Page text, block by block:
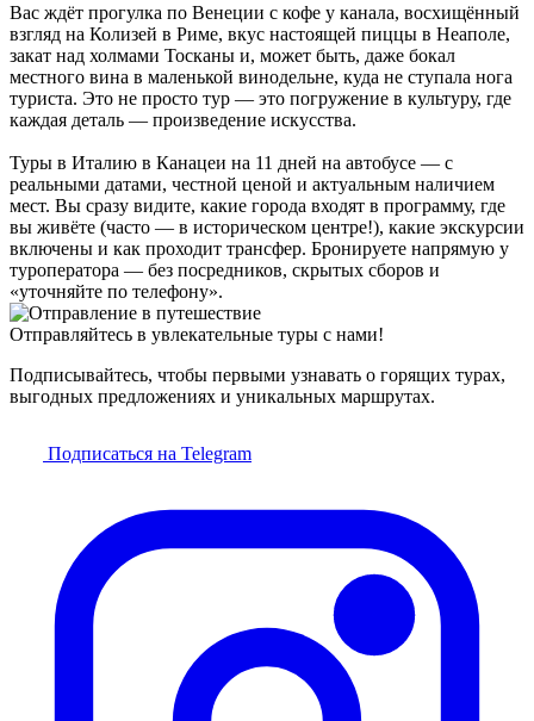
Вас ждёт прогулка по Венеции с кофе у канала, восхищённый
взгляд на Колизей в Риме, вкус настоящей пиццы в Неаполе,
закат над холмами Тосканы и, может быть, даже бокал
местного вина в маленькой винодельне, куда не ступала нога
туриста. Это не просто тур — это погружение в культуру, где
каждая деталь — произведение искусства.
Туры в Италию в Канацеи на 11 дней на автобусе — с
реальными датами, честной ценой и актуальным наличием
мест. Вы сразу видите, какие города входят в программу, где
вы живёте (часто — в историческом центре!), какие экскурсии
включены и как проходит трансфер. Бронируете напрямую у
туроператора — без посредников, скрытых сборов и
«уточняйте по телефону».
Отправляйтесь в увлекательные туры с нами!
Подписывайтесь, чтобы первыми узнавать о горящих турах,
выгодных предложениях и уникальных маршрутах.
Подписаться на Telegram